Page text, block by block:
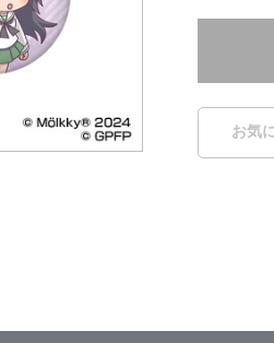
お気